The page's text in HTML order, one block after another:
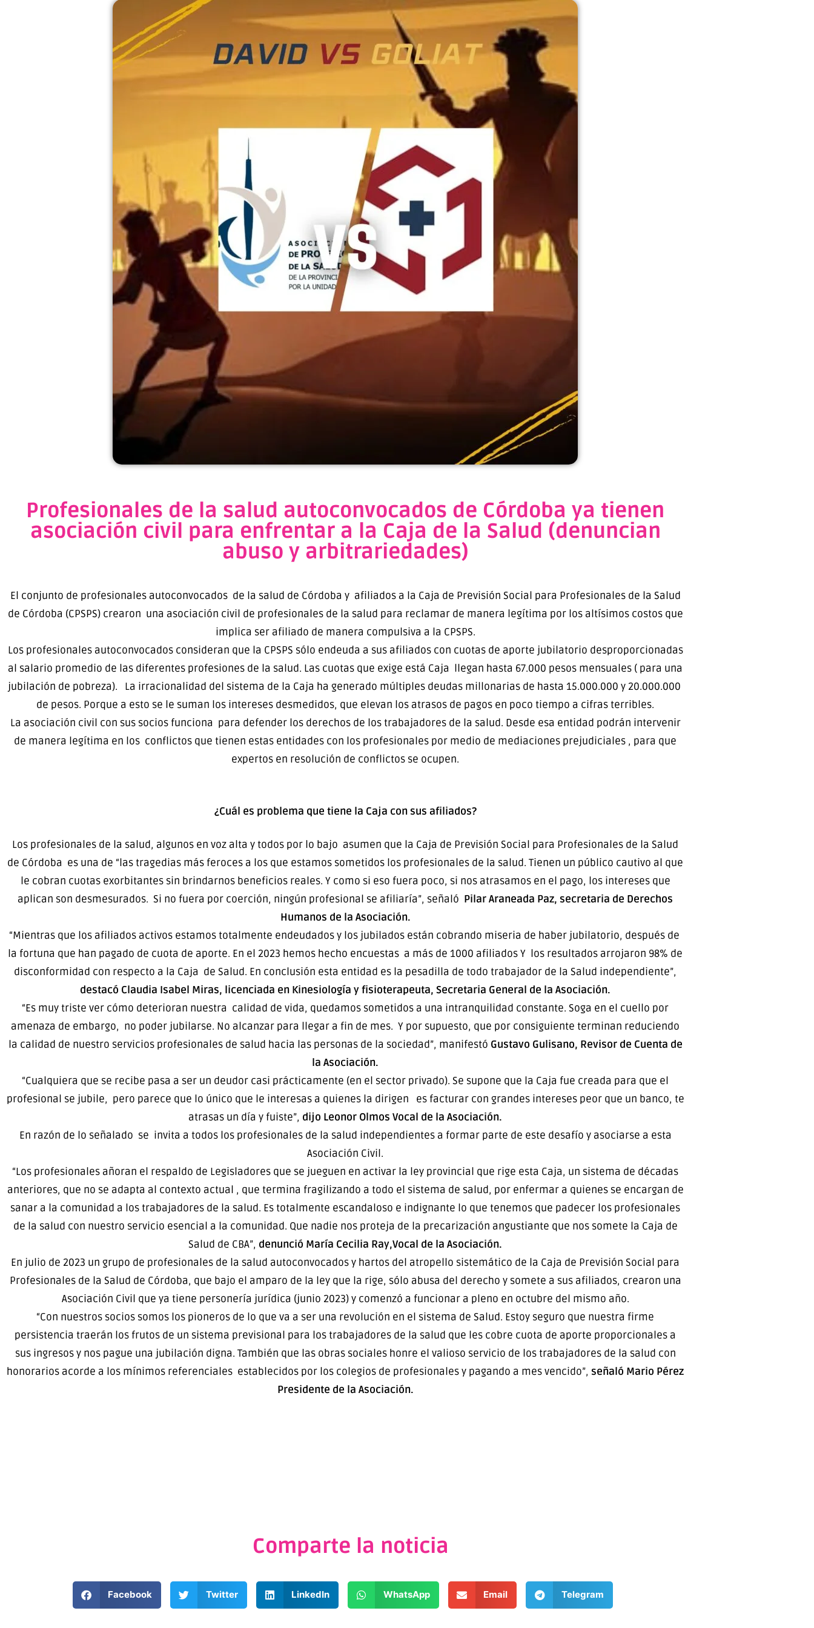
Profesionales de la salud autoconvocados de Córdoba ya tienen
asociación civil para enfrentar a la Caja de la Salud (denuncian
abuso y arbitrariedades)
El conjunto de profesionales autoconvocados de la salud de Córdoba y afiliados a la Caja de Previsión Social para Profesionales de la Salud
de Córdoba (CPSPS) crearon una asociación civil de profesionales de la salud para reclamar de manera legítima por los altísimos costos que
implica ser afiliado de manera compulsiva a la CPSPS.
Los profesionales autoconvocados consideran que la CPSPS sólo endeuda a sus afiliados con cuotas de aporte jubilatorio desproporcionadas
al salario promedio de las diferentes profesiones de la salud. Las cuotas que exige está Caja llegan hasta 67.000 pesos mensuales ( para una
jubilación de pobreza). La irracionalidad del sistema de la Caja ha generado múltiples deudas millonarias de hasta 15.000.000 y 20.000.000
de pesos. Porque a esto se le suman los intereses desmedidos, que elevan los atrasos de pagos en poco tiempo a cifras terribles.
La asociación civil con sus socios funciona para defender los derechos de los trabajadores de la salud. Desde esa entidad podrán intervenir
de manera legítima en los conflictos que tienen estas entidades con los profesionales por medio de mediaciones prejudiciales , para que
expertos en resolución de conflictos se ocupen.
¿Cuál es problema que tiene la Caja con sus afiliados?
Los profesionales de la salud, algunos en voz alta y todos por lo bajo asumen que la Caja de Previsión Social para Profesionales de la Salud
de Córdoba es una de “las tragedias más feroces a los que estamos sometidos los profesionales de la salud. Tienen un público cautivo al que
le cobran cuotas exorbitantes sin brindarnos beneficios reales. Y como si eso fuera poco, si nos atrasamos en el pago, los intereses que
aplican son desmesurados. Si no fuera por coerción, ningún profesional se afiliaría”, señaló Pilar Araneada Paz, secretaria de Derechos
Humanos de la Asociación.
“Mientras que los afiliados activos estamos totalmente endeudados y los jubilados están cobrando miseria de haber jubilatorio, después de
la fortuna que han pagado de cuota de aporte. En el 2023 hemos hecho encuestas a más de 1000 afiliados Y los resultados arrojaron 98% de
disconformidad con respecto a la Caja de Salud. En conclusión esta entidad es la pesadilla de todo trabajador de la Salud independiente”,
destacó Claudia Isabel Miras, licenciada en Kinesiología y fisioterapeuta, Secretaria General de la Asociación.
“Es muy triste ver cómo deterioran nuestra calidad de vida, quedamos sometidos a una intranquilidad constante. Soga en el cuello por
amenaza de embargo, no poder jubilarse. No alcanzar para llegar a fin de mes. Y por supuesto, que por consiguiente terminan reduciendo
la calidad de nuestro servicios profesionales de salud hacia las personas de la sociedad”, manifestó Gustavo Gulisano, Revisor de Cuenta de
la Asociación.
“Cualquiera que se recibe pasa a ser un deudor casi prácticamente (en el sector privado). Se supone que la Caja fue creada para que el
profesional se jubile, pero parece que lo único que le interesas a quienes la dirigen es facturar con grandes intereses peor que un banco, te
atrasas un día y fuiste”, dijo Leonor Olmos Vocal de la Asociación.
En razón de lo señalado se invita a todos los profesionales de la salud independientes a formar parte de este desafío y asociarse a esta
Asociación Civil.
“Los profesionales añoran el respaldo de Legisladores que se jueguen en activar la ley provincial que rige esta Caja, un sistema de décadas
anteriores, que no se adapta al contexto actual , que termina fragilizando a todo el sistema de salud, por enfermar a quienes se encargan de
sanar a la comunidad a los trabajadores de la salud. Es totalmente escandaloso e indignante lo que tenemos que padecer los profesionales
de la salud con nuestro servicio esencial a la comunidad. Que nadie nos proteja de la precarización angustiante que nos somete la Caja de
Salud de CBA”, denunció María Cecilia Ray,Vocal de la Asociación.
En julio de 2023 un grupo de profesionales de la salud autoconvocados y hartos del atropello sistemático de la Caja de Previsión Social para
Profesionales de la Salud de Córdoba, que bajo el amparo de la ley que la rige, sólo abusa del derecho y somete a sus afiliados, crearon una
Asociación Civil que ya tiene personería jurídica (junio 2023) y comenzó a funcionar a pleno en octubre del mismo año.
“Con nuestros socios somos los pioneros de lo que va a ser una revolución en el sistema de Salud. Estoy seguro que nuestra firme
persistencia traerán los frutos de un sistema previsional para los trabajadores de la salud que les cobre cuota de aporte proporcionales a
sus ingresos y nos pague una jubilación digna. También que las obras sociales honre el valioso servicio de los trabajadores de la salud con
honorarios acorde a los mínimos referenciales establecidos por los colegios de profesionales y pagando a mes vencido”, señaló Mario Pérez
Presidente de la Asociación.
Comparte la noticia
Facebook Twitter LinkedIn WhatsApp Email Telegram